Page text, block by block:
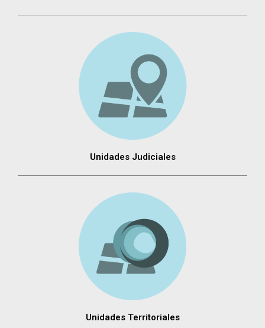
Unidades Judiciales
Unidades Territoriales